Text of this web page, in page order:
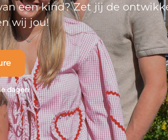
een kind? Zet jij de
wij jou!
dagen